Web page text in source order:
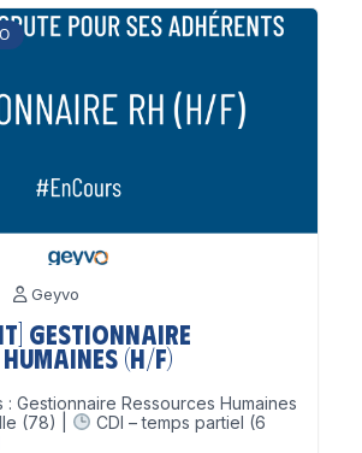
Geyvo
Gestionnaire
(H/F)
Gestionnaire Ressources Humaines
(78) |
CDI – temps partiel (6